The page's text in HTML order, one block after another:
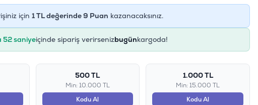
için 1TL değerinde9 Puan kazanacaksınız.
52 saniyeiçinde sipariş verirsenizbugünkargoda!
500 TL
Min: 10.000 TL
Kodu Al
1.000 TL
Min: 15.000 TL
Kodu Al